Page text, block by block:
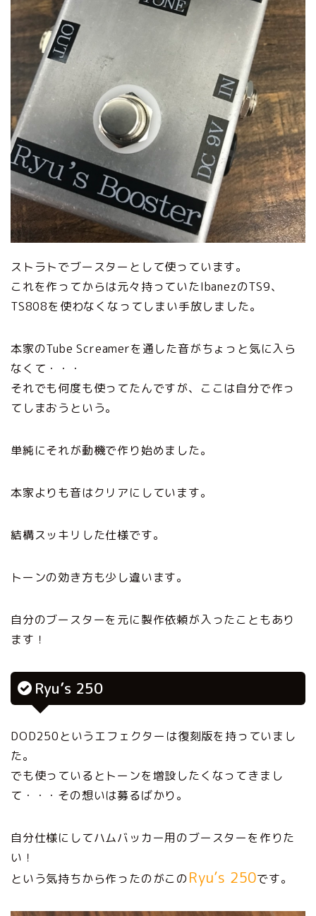
ストラトでブースターとして使っています。
これを作ってからは元々持っていたIbanezのTS9、
TS808を使わなくなってしまい手放しました。
本家のTube Screamerを通した音がちょっと気に入ら
なくて・・・
それでも何度も使ってたんですが、ここは自分で作っ
てしまおうという。
単純にそれが動機で作り始めました。
本家よりも音はクリアにしています。
結構スッキリした仕様です。
トーンの効き方も少し違います。
自分のブースターを元に製作依頼が入ったこともあり
ます！
Ryu’s 250
DOD250というエフェクターは復刻版を持っていまし
た。
でも使っているとトーンを増設したくなってきまし
て・・・その想いは募るばかり。
自分仕様にしてハムバッカー用のブースターを作りた
い！
という気持ちから作ったのがこのRyu’s 250です。